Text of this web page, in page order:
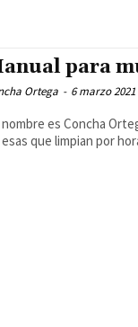
para
Ortega - 6 marzo 2021
nombre es Concha
que limpian por